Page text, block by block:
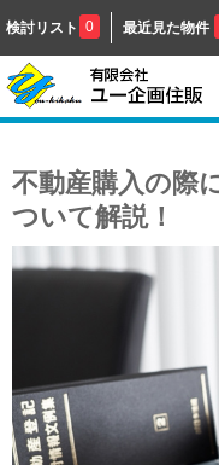
検討リスト 0 最近見た物件
不動産購入の際
ついて解説！